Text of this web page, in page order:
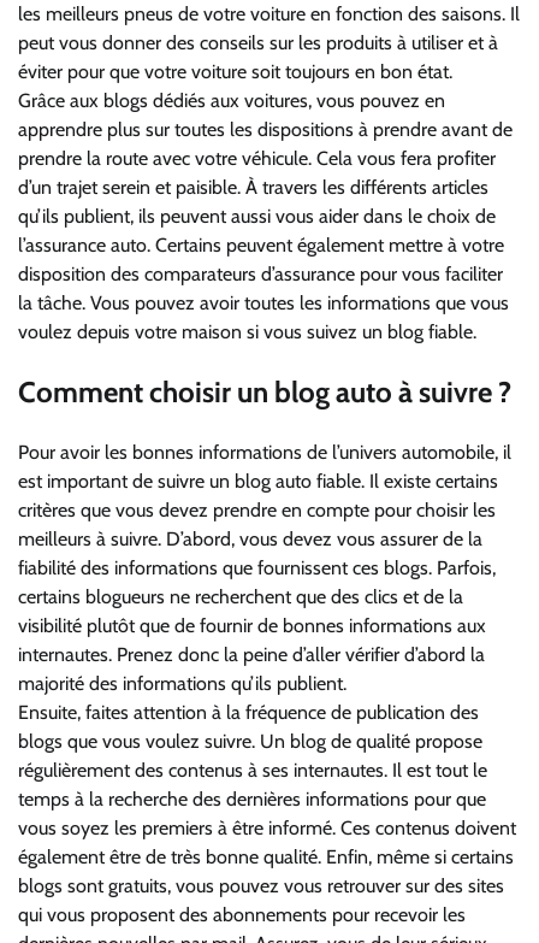
les meilleurs pneus de votre voiture en fonction des saisons. Il
peut vous donner des conseils sur les produits à utiliser et à
éviter pour que votre voiture soit toujours en bon état.
Grâce aux blogs dédiés aux voitures, vous pouvez en
apprendre plus sur toutes les dispositions à prendre avant de
prendre la route avec votre véhicule. Cela vous fera profiter
d’un trajet serein et paisible. À travers les différents articles
qu’ils publient, ils peuvent aussi vous aider dans le choix de
l’assurance auto. Certains peuvent également mettre à votre
disposition des comparateurs d’assurance pour vous faciliter
la tâche. Vous pouvez avoir toutes les informations que vous
voulez depuis votre maison si vous suivez un blog fiable.
Comment choisir un blog auto à suivre ?
Pour avoir les bonnes informations de l’univers automobile, il
est important de suivre un blog auto fiable. Il existe certains
critères que vous devez prendre en compte pour choisir les
meilleurs à suivre. D’abord, vous devez vous assurer de la
fiabilité des informations que fournissent ces blogs. Parfois,
certains blogueurs ne recherchent que des clics et de la
visibilité plutôt que de fournir de bonnes informations aux
internautes. Prenez donc la peine d’aller vérifier d’abord la
majorité des informations qu’ils publient.
Ensuite, faites attention à la fréquence de publication des
blogs que vous voulez suivre. Un blog de qualité propose
régulièrement des contenus à ses internautes. Il est tout le
temps à la recherche des dernières informations pour que
vous soyez les premiers à être informé. Ces contenus doivent
également être de très bonne qualité. Enfin, même si certains
blogs sont gratuits, vous pouvez vous retrouver sur des sites
qui vous proposent des abonnements pour recevoir les